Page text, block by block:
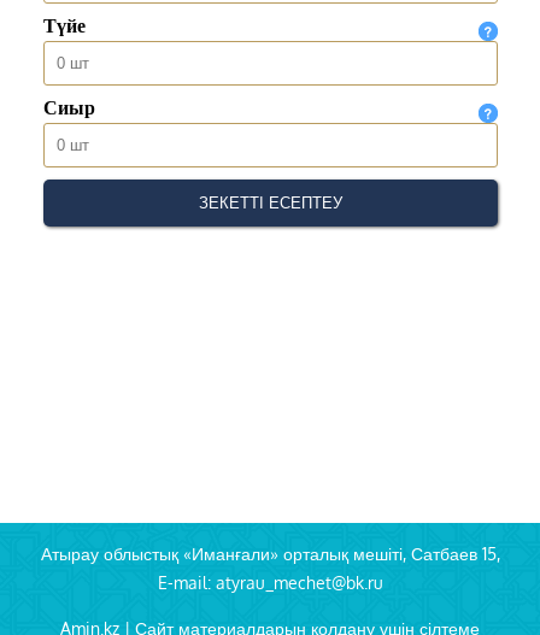
Атырау облыстық «Иманғали» орталық мешіті, Сатбаев 15,
E-mail: atyrau_mechet@bk.ru
Amin.kz | Сайт материалдарын қолдану үшін сілтеме